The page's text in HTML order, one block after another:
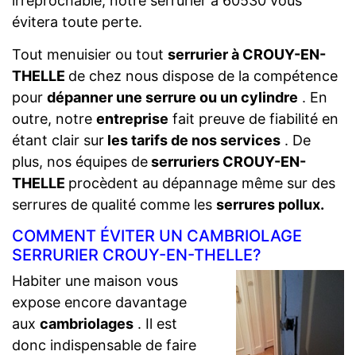
évitera toute perte.
Tout menuisier ou tout serrurier à CROUY-EN-
THELLE de chez nous dispose de la compétence
pour dépanner une serrure ou un cylindre . En
outre, notre entreprise fait preuve de fiabilité en
étant clair sur les tarifs de nos services . De
plus, nos équipes deserruriers CROUY-EN-
THELLE procèdent au dépannage même sur des
serrures de qualité comme les serrures pollux.
COMMENT ÉVITER UN CAMBRIOLAGE
SERRURIER CROUY-EN-THELLE?
Habiter une maison vous
expose encore davantage
aux cambriolages . Il est
donc indispensable de faire